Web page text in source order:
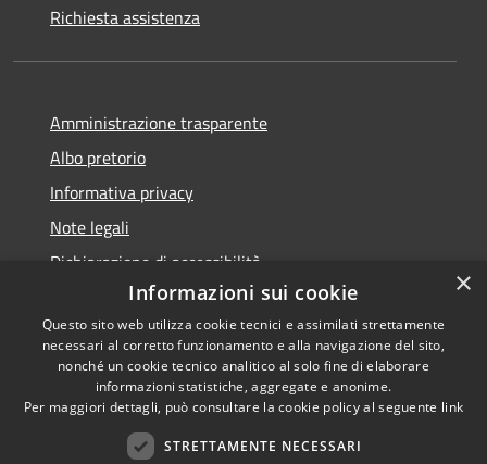
Richiesta assistenza
Amministrazione trasparente
Albo pretorio
Informativa privacy
Note legali
Dichiarazione di accessibilità
Accessibilità
Privacy
Copyright ©
Comune di Fiumicello Villa
×
Informazioni sui cookie
Questo sito web utilizza cookie tecnici e assimilati strettamente
necessari al corretto funzionamento e alla navigazione del sito,
nonché un cookie tecnico analitico al solo fine di elaborare
informazioni statistiche, aggregate e anonime.
Per maggiori dettagli, può consultare la cookie policy al seguente link
STRETTAMENTE NECESSARI